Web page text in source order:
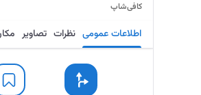
کافی‌شاپ
اطلاعات عمومی نظرات تصاویر